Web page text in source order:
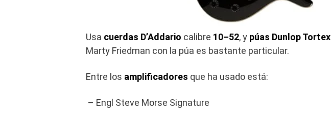
Usa cuerdas D’Addario calibre 10–52, y púas Dunlop Tortex
Marty Friedman con la púa es bastante particular.
Entre los amplificadores que ha usado está:
– Engl Steve Morse Signature